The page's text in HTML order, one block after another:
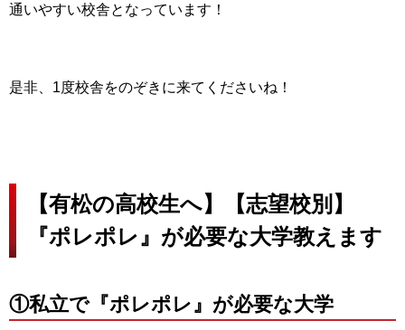
通いやすい校舎となっています！
是非、1度校舎をのぞきに来てくださいね！
【有松の高校生へ】【志望校別】
『ポレポレ』が必要な大学教えます
①私立で『ポレポレ』が必要な大学